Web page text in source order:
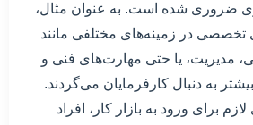
ضروری شده است. به عنوان مثال،
تخصصی در زمینه‌های مختلفی مانند
مدیریت، یا حتی مهارت‌های فنی و
بیشتر به دنبال کارفرمایان می‌گردند.
برای ورود به بازار کار، افراد